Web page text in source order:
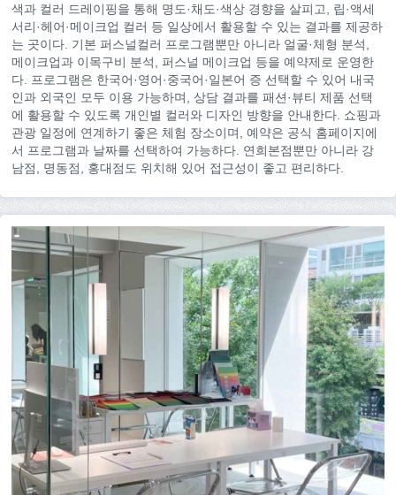
색과 컬러 드레이핑을 통해 명도·채도·색상 경향을 살피고, 립·액세
서리·헤어·메이크업 컬러 등 일상에서 활용할 수 있는 결과를 제공하
는 곳이다. 기본 퍼스널컬러 프로그램뿐만 아니라 얼굴·체형 분석,
메이크업과 이목구비 분석, 퍼스널 메이크업 등을 예약제로 운영한
다. 프로그램은 한국어·영어·중국어·일본어 증 선택할 수 있어 내국
인과 외국인 모두 이용 가능하며, 상담 결과를 패션·뷰티 제품 선택
에 활용할 수 있도록 개인별 컬러와 디자인 방향을 안내한다. 쇼핑과
관광 일정에 연계하기 좋은 체험 장소이며, 예약은 공식 홈페이지에
서 프로그램과 날짜를 선택하여 가능하다. 연희본점뿐만 아니라 강
남점, 명동점, 홍대점도 위치해 있어 접근성이 좋고 편리하다.